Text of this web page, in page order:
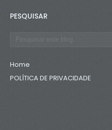
PESQUISAR
Home
POLÍTICA DE PRIVACIDADE